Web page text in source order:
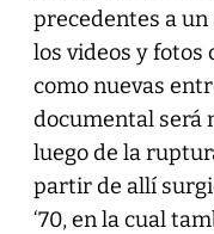
precedentes a
los videos y fotos
como nuevas
documental será
luego de la
partir de allí
‘70, en la cual